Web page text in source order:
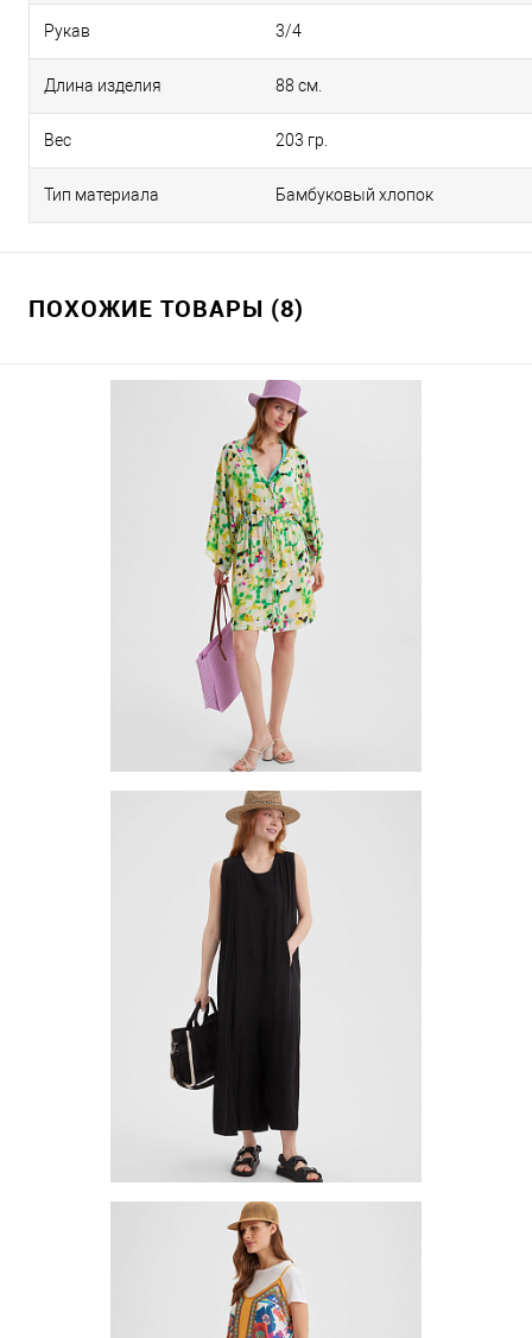
Рукав 3/4
Длина изделия 88 см.
Вес 203 гр.
Тип материала Бамбуковый хлопок
ПОХОЖИЕ ТОВАРЫ (8)
Запросить цену
Запросить цену